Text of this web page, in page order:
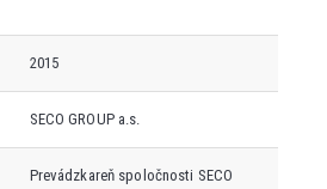
2015
SECO GROUP a.s.
Prevádzkareň spoločnosti SECO